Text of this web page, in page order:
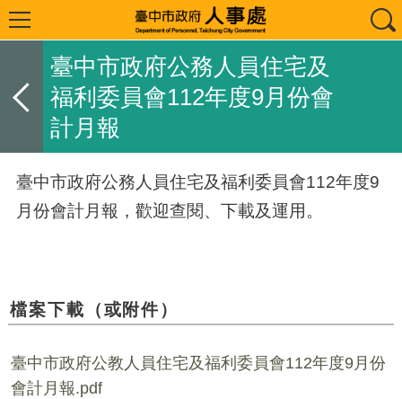
臺中市政府公務人員住宅及
福利委員會112年度9月份會
計月報
臺中市政府公務人員住宅及福利委員會112年度9
月份會計月報，歡迎查閱、下載及運用。
檔案下載（或附件）
臺中市政府公教人員住宅及福利委員會112年度9月份
會計月報.pdf